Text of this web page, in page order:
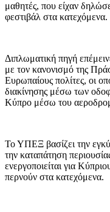
μαθητές, που είχαν
φεστιβάλ στα κατεχόμενα.
Διπλωματική πηγή
με τον κανονισμό της
Ευρωπαίους πολίτες, οι
διακίνησης μέσω των
Κύπρο μέσω του
Το ΥΠΕΞ βασίζει την
την καταπάτηση
ενεργοποιείται για
περνούν στα κατεχόμενα.